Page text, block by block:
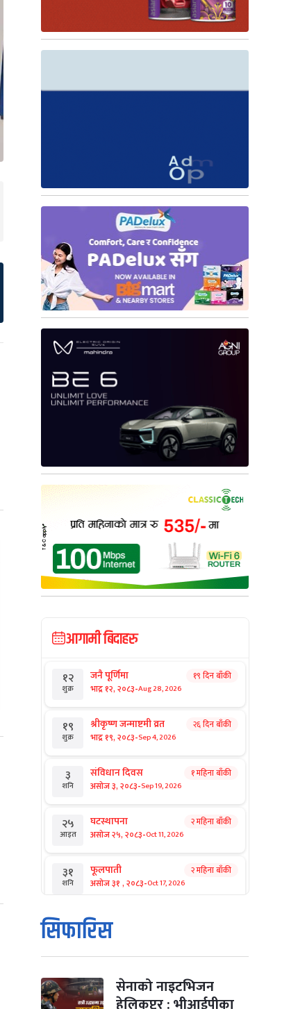
आगामी बिदाहरु
१२
शुक्र
जनै पूर्णिमा
भाद्र १२, २०८३-Aug 28, 2026
१९ दिन बाँकी
१९
शुक्र
श्रीकृष्ण जन्माष्टमी व्रत
भाद्र १९, २०८३-Sep 4, 2026
२६ दिन बाँकी
३
शनि
संविधान दिवस
असोज ३, २०८३-Sep 19, 2026
१ महिना बाँकी
२५
आइत
घटस्थापना
असोज २५, २०८३-Oct 11, 2026
२ महिना बाँकी
३१
शनि
फूलपाती
असोज ३१ , २०८३-Oct 17, 2026
२ महिना बाँकी
१
आइत
कार्तिक सङ्क्रान्ति
कार्तिक १, २०८३
मंगल कार्तिक ३, २०८३-Oct 20, 2026
सिफारिस
सेनाको नाइटभिजन